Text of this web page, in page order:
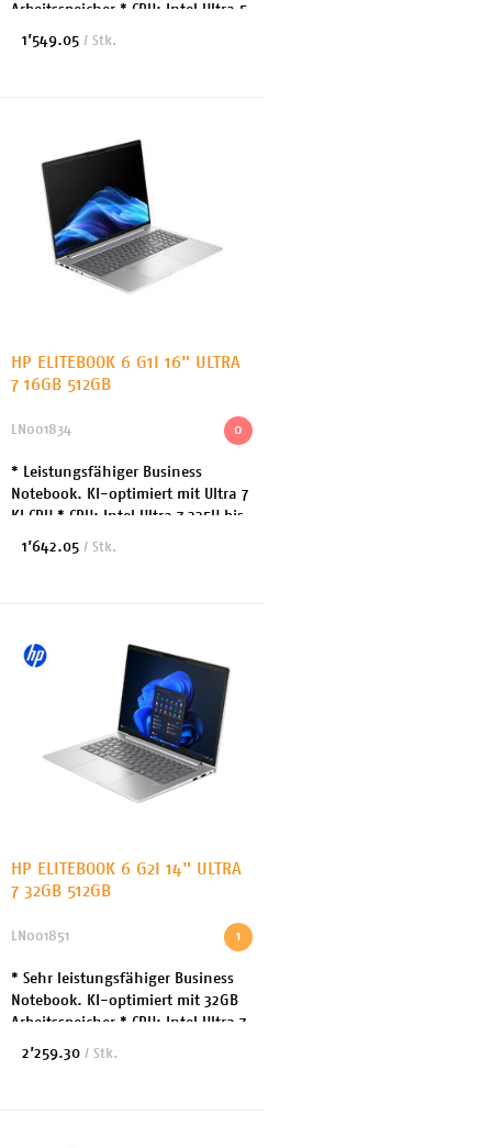
Arbeitsspeicher * CPU: Intel Ultra 5
225U bis 4.8GHz * Arbeitsspeicher:
1’549.05 / Stk.
HP ELITEBOOK 6 G1I 16" ULTRA
7 16GB 512GB
0
LN001834
* Leistungsfähiger Business
Notebook. KI-optimiert mit Ultra 7
KI CPU * CPU: Intel Ultra 7 225U bis
4.8GHz 12 Cores * Arbeitsspeicher:
1’642.05 / Stk.
HP ELITEBOOK 6 G2I 14" ULTRA
7 32GB 512GB
1
LN001851
* Sehr leistungsfähiger Business
Notebook. KI-optimiert mit 32GB
Arbeitsspeicher * CPU: Intel Ultra 7
Serie 3 / 6 Cores * NPU: 17 Tops *
2’259.30 / Stk.